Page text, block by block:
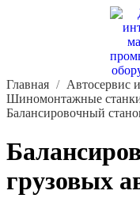
Главная Автосервис
Шиномонтажные
Балансировочный
грузовых